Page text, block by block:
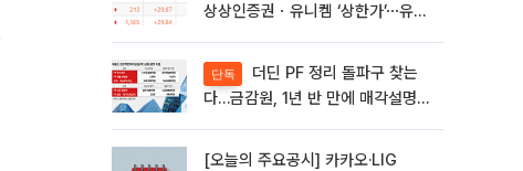
상상인증권ㆍ유니켐 ‘상한가’⋯유증
단독
다…금감원, 1년 반 만에 매각설명회
[오늘의 주요공시] 카카오·LIG